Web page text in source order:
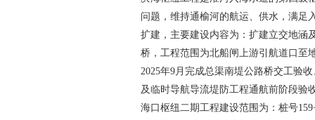
问题，维持通榆河的航运、供水，满足
扩建，主要建设内容为：扩建立交地涵
桥，工程范围为北船闸上游引航道口至
2025年9月完成总渠南堤公路桥交工验
及临时导航导流堤防工程通航前阶段验
海口枢纽二期工程建设范围为：桩号